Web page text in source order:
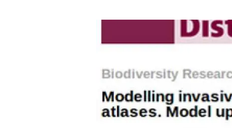
Equidad, Diversidad e Inclusión (EDI)
Ciencia abierta y gestión del conocimiento